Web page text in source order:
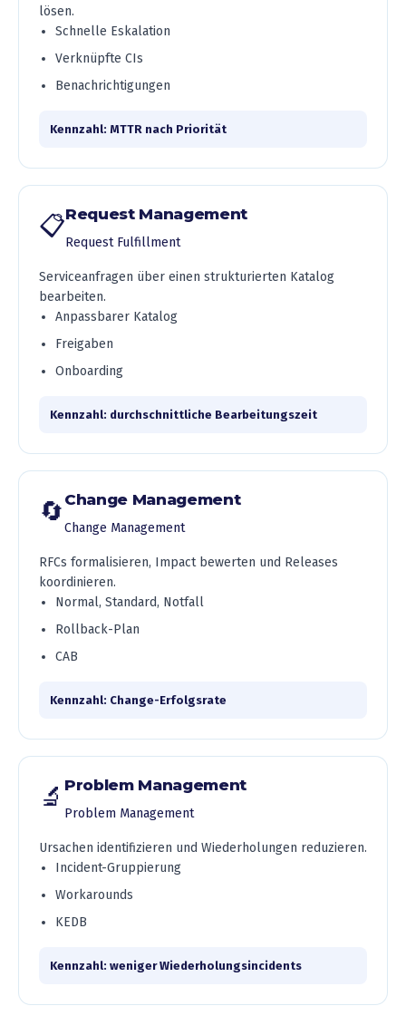
lösen.
Schnelle Eskalation
Verknüpfte CIs
Benachrichtigungen
Kennzahl: MTTR nach Priorität
📋Request Management
Request Fulfillment
Serviceanfragen über einen strukturierten Katalog
bearbeiten.
Anpassbarer Katalog
Freigaben
Onboarding
Kennzahl: durchschnittliche Bearbeitungszeit
🔄 Change Management
Change Management
RFCs formalisieren, Impact bewerten und Releases
koordinieren.
Normal, Standard, Notfall
Rollback-Plan
CAB
Kennzahl: Change-Erfolgsrate
🔬 Problem Management
Problem Management
Ursachen identifizieren und Wiederholungen reduzieren.
Incident-Gruppierung
Workarounds
KEDB
Kennzahl: weniger Wiederholungsincidents